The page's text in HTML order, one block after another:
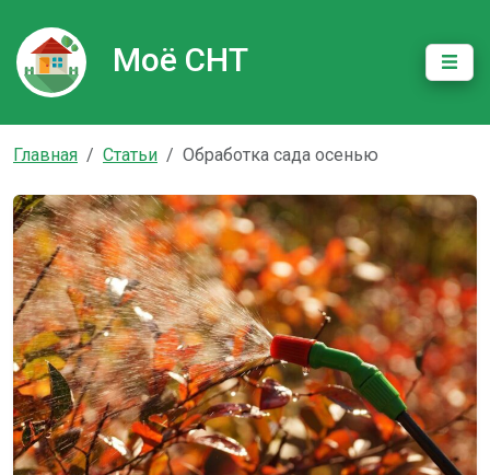
Моё СНТ
Главная Статьи Обработка сада осенью